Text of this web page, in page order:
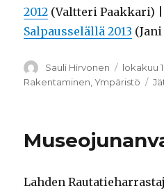
2012 (Valtteri Paakkari)
Salpausselällä 2013
Kirjoittaja
Sauli Hirvonen Julkaistu
lokakuu
Rakentaminen ,Ympäristö
Lahden